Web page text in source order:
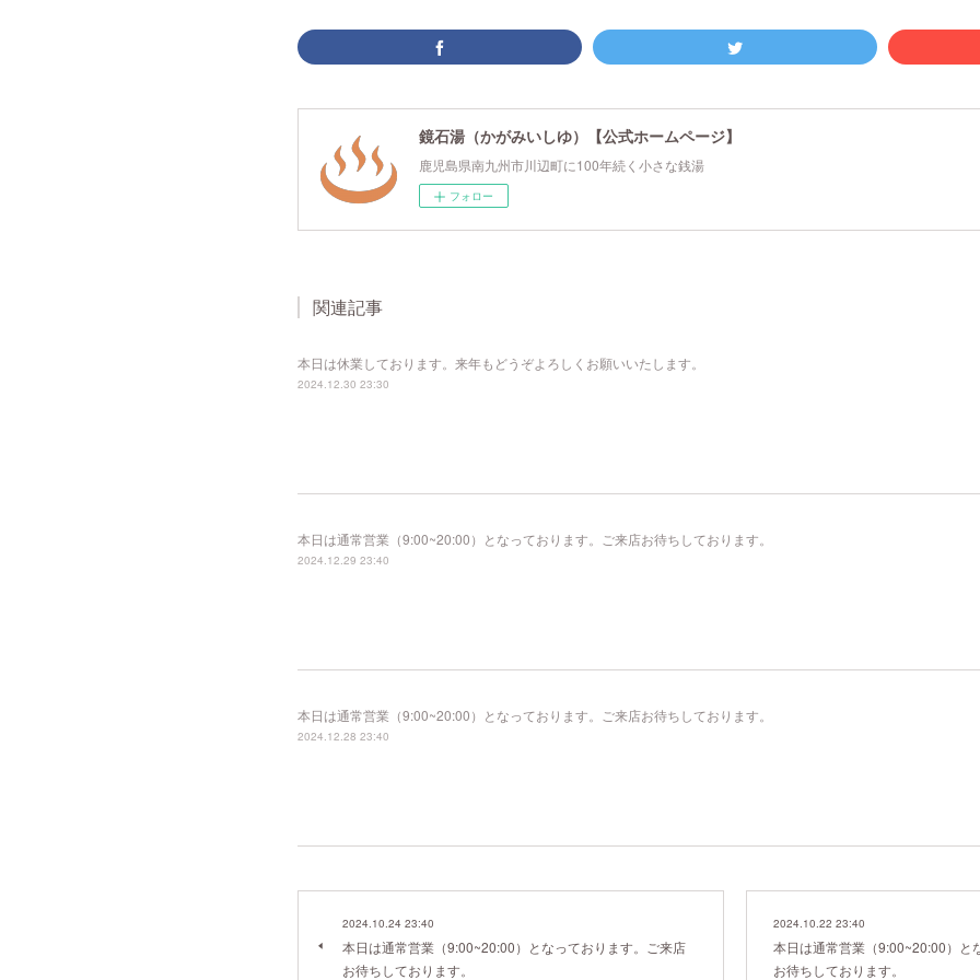
鏡石湯（かがみいしゆ）【公式ホームページ】
鹿児島県南九州市川辺町に100年続く小さな銭湯
フォロー
関連記事
本日は休業しております。来年もどうぞよろしくお願いいたします。
2024.12.30 23:30
本日は通常営業（9:00~20:00）となっております。ご来店お待ちしております。
2024.12.29 23:40
本日は通常営業（9:00~20:00）となっております。ご来店お待ちしております。
2024.12.28 23:40
2024.10.24 23:40
本日は通常営業（9:00~20:00）となっております。ご来店
お待ちしております。
2024.10.22 23:40
本日は通常営業（9:00~20:00）と
お待ちしております。